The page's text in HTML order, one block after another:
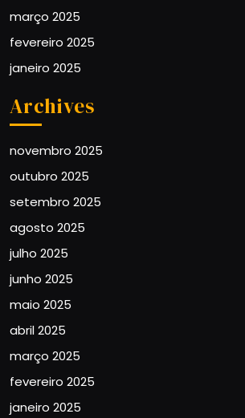
março 2025
fevereiro 2025
janeiro 2025
Archives
novembro 2025
outubro 2025
setembro 2025
agosto 2025
julho 2025
junho 2025
maio 2025
abril 2025
março 2025
fevereiro 2025
janeiro 2025